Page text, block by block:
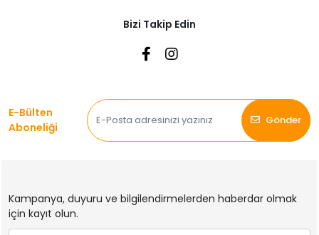
Bizi Takip Edin
E-Bülten
Aboneliği
Gönder
Kampanya, duyuru ve bilgilendirmelerden haberdar olmak
için kayıt olun.